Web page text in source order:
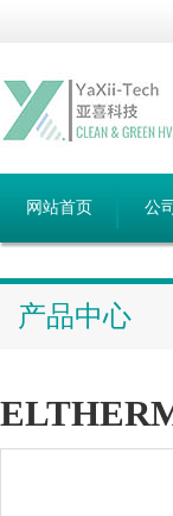
网站首页 公
产品中心